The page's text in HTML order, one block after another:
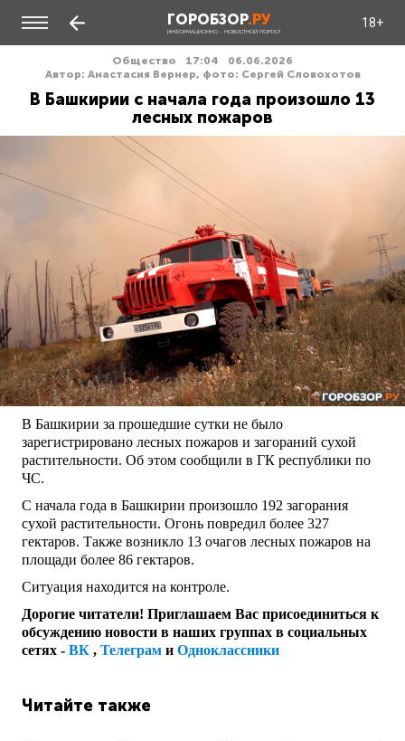
ГОРОБЗОР.РУ
ИНФОРМАЦИОННО - НОВОСТНОЙ ПОРТАЛ
18+
Общество 17:04
06.06.2026
Автор: Анастасия Вернер, фото: Сергей Словохотов
В Башкирии с начала года произошло 13
лесных пожаров
В Башкирии за прошедшие сутки не было
зарегистрировано лесных пожаров и загораний сухой
растительности. Об этом сообщили в ГК республики по
ЧС.
С начала года в Башкирии произошло 192 загорания
сухой растительности. Огонь повредил более 327
гектаров. Также возникло 13 очагов лесных пожаров на
площади более 86 гектаров.
Ситуация находится на контроле.
Дорогие читатели! Приглашаем Вас присоединиться к
обсуждению новости в наших группах в социальных
сетях - ВК , Телеграм и Одноклассники
Читайте также